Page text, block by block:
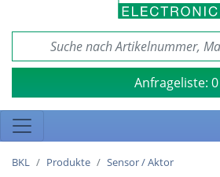
Anfrageliste: 0
BKL Produkte Sensor / Aktor